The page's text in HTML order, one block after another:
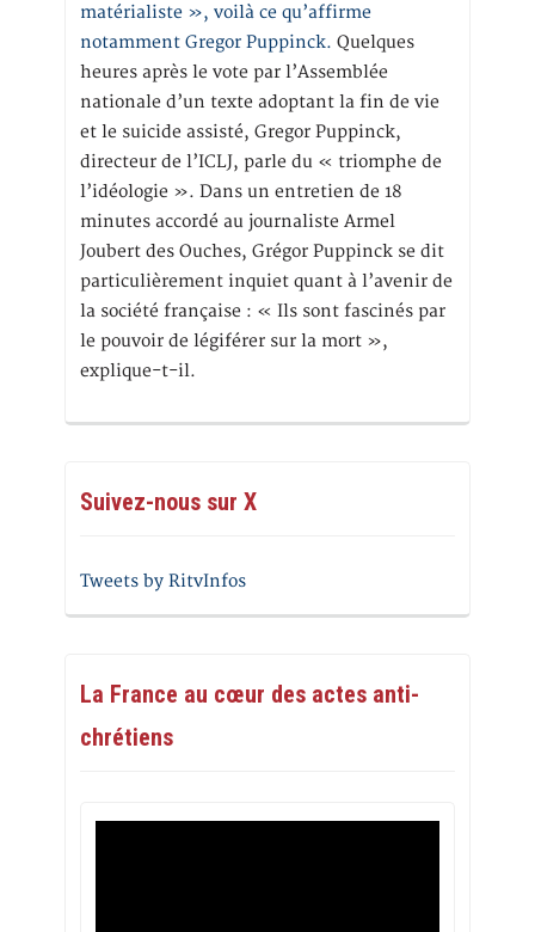
matérialiste », voilà ce qu’affirme
notamment Gregor Puppinck. Quelques
heures après le vote par l’Assemblée
nationale d’un texte adoptant la fin de vie
et le suicide assisté, Gregor Puppinck,
directeur de l’ICLJ, parle du « triomphe de
l’idéologie ». Dans un entretien de 18
minutes accordé au journaliste Armel
Joubert des Ouches, Grégor Puppinck se dit
particulièrement inquiet quant à l’avenir de
la société française : « Ils sont fascinés par
le pouvoir de légiférer sur la mort »,
explique-t-il.
Suivez-nous sur X
Tweets by RitvInfos
La France au cœur des actes anti-
chrétiens